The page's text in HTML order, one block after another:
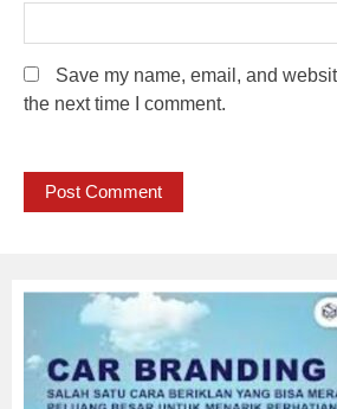
Save my name, email, and
the next time I comment.